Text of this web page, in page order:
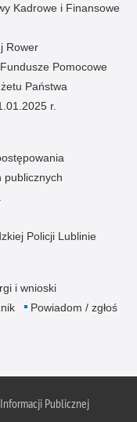
Kadrowe i Finansowe
Rower
Fundusze Pomocowe
Państwa
r.
publicznych
Policji Lublinie
i wnioski
Powiadom / zgłoś
Publicznej